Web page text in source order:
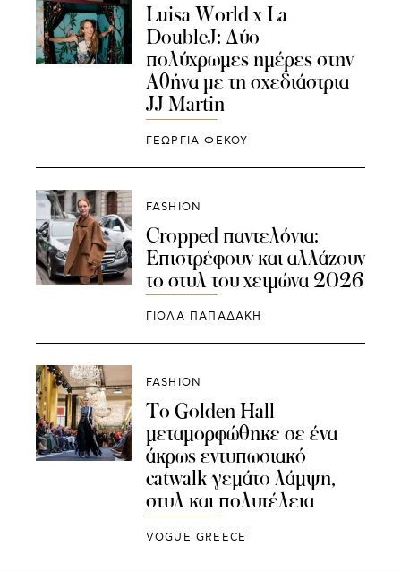
Luisa World x La
DoubleJ: Δύο
πολύχρωμες ημέρες στην
Αθήνα με τη σχεδιάστρια
JJ Martin
ΓΕΩΡΓΙΑ ΦΕΚΟΥ
FASHION
Cropped παντελόνια:
Επιστρέφουν και αλλάζουν
το στυλ του χειμώνα 2026
ΓΙΌΛΑ ΠΑΠΑΔΆΚΗ
FASHION
Τo Golden Hall
μεταμορφώθηκε σε ένα
άκρως εντυπωσιακό
catwalk γεμάτο λάμψη,
στυλ και πολυτέλεια
VOGUE GREECE